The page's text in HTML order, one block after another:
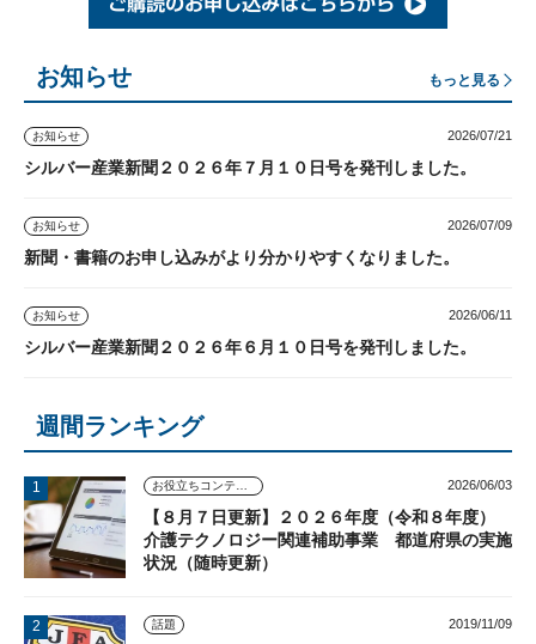
お知らせ もっと見る
お知らせ 2026/07/21
シルバー産業新聞２０２６年７月１０日号を発刊しました。
お知らせ 2026/07/09
新聞・書籍のお申し込みがより分かりやすくなりました。
お知らせ 2026/06/11
シルバー産業新聞２０２６年６月１０日号を発刊しました。
週間ランキング
2026/06/03
【８月７日更新】２０２６年度（令和８年度）
介護テクノロジー関連補助事業 都道府県の実施
状況（随時更新）
話題 2019/11/09